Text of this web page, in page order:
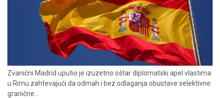
Zvanični Madrid uputio je izuzetno oštar diplomatski apel vlastima
u Rimu zahtevajući da odmah i bez odlaganja obustave selektivne
granične...